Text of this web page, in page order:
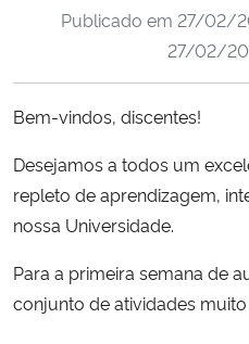
Ministério da Cidadania
Ministério da Ciência, Tecnologia,
Ministério do Turismo
Publicado em 27/02/
27/02/
Bem-vindos, discentes!
Desejamos a todos um
repleto de aprendizagem,
nossa Universidade.
Para a primeira semana de
conjunto de atividades muito